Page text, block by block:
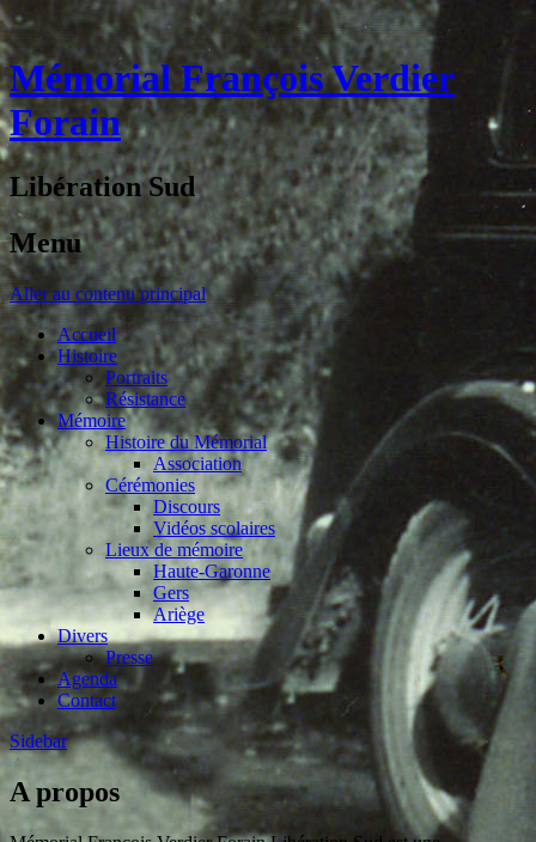
Mémorial François Verdier
Forain
Libération Sud
Menu
Aller au contenu principal
Accueil
Histoire
Portraits
Résistance
Mémoire
Histoire du Mémorial
Association
Cérémonies
Discours
Vidéos scolaires
Lieux de mémoire
Haute-Garonne
Gers
Ariège
Divers
Presse
Agenda
Contact
Sidebar
A propos